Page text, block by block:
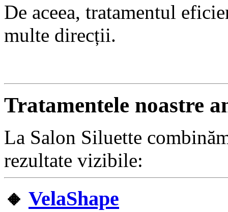
De aceea, tratamentul
multe direcții.
Tratamentele noastre
La Salon Siluette
rezultate vizibile:
🔸 VelaShape